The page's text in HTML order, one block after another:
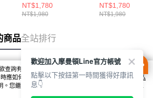
6009506-069
NT$1,780
NT$1,980
6009536-001
NT$1,780
NT$1,980
商品全站排行
查詢有關本網站使用 cookie 方式之詳情，及若您不希
應如何變更電腦的 cookie 設定，請參閱本網站「
隱私
。您繼續使用本網站即表示您同意本公司得按本網站使
cookie。
歡迎加入摩曼頓Line官方帳號
點擊以下按鈕第一時間獲得好康訊
息👇